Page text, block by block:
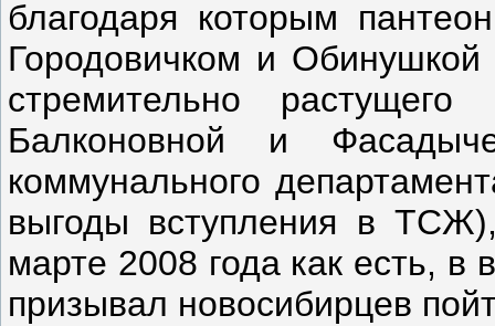
благодаря которым
Городовичком и
стремительно
Балконовной и
коммунального
выгоды вступления в
марте 2008 года как есть,
призывал новосибирцев